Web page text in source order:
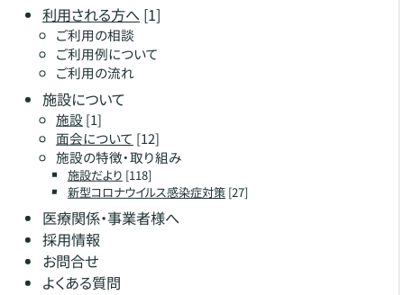
利用される方へ[1]
ご利用の相談
ご利用例について
ご利用の流れ
施設について
施設 [1]
面会について [12]
施設の特徴・取り組み
施設だより [118]
新型コロナウイルス感染症対策[27]
医療関係・事業者様へ
採用情報
お問合せ
よくある質問